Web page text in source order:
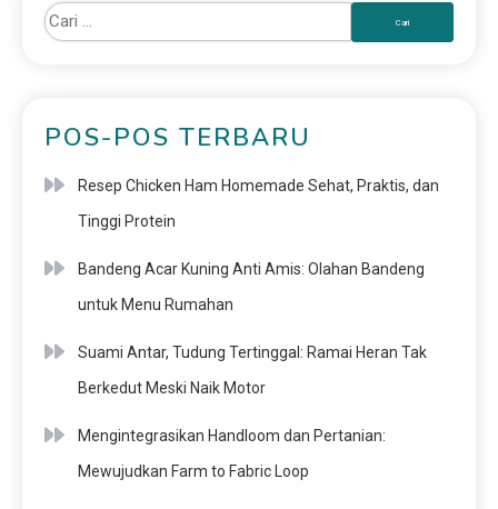
POS-POS TERBARU
Resep Chicken Ham Homemade Sehat, Praktis, dan
Tinggi Protein
Bandeng Acar Kuning Anti Amis: Olahan Bandeng
untuk Menu Rumahan
Suami Antar, Tudung Tertinggal: Ramai Heran Tak
Berkedut Meski Naik Motor
Mengintegrasikan Handloom dan Pertanian:
Mewujudkan Farm to Fabric Loop